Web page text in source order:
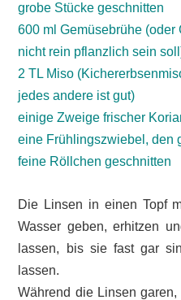
grobe Stücke geschnitten
600 ml Gemüsebrühe
nicht rein pflanzlich sein
2 TL Miso
jedes andere ist gut)
einige Zweige frischer
eine Frühlingszwiebel, den
feine Röllchen geschnitten
Die Linsen in einen Topf
Wasser geben, erhitzen
lassen, bis sie fast gar
lassen.
Während die Linsen